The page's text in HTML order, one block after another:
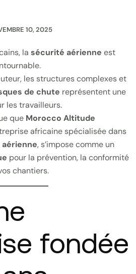
10, 2025
la sécurité aérienne est
les structures complexes et
de chute représentent une
les travailleurs.
que Morocco Altitude
africaine spécialisée dans
, s’impose comme un
pour la prévention, la conformité
chantiers.
fondée